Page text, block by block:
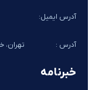
آدرس ایمیل:
آدرس : تهران،
خبرنامه